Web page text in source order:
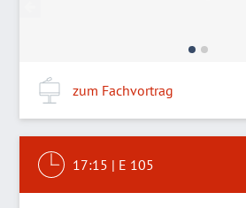
zum Fachvortrag
17:15 | E 105